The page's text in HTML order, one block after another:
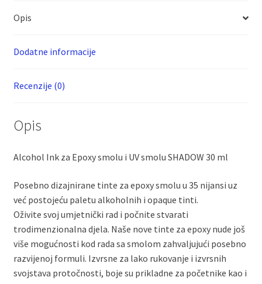
količina
Opis
Dodatne informacije
Recenzije (0)
Opis
Alcohol Ink za Epoxy smolu i UV smolu SHADOW 30 ml
Posebno dizajnirane tinte za epoxy smolu u 35 nijansi uz
već postojeću paletu alkoholnih i opaque tinti.
Oživite svoj umjetnički rad i počnite stvarati
trodimenzionalna djela. Naše nove tinte za epoxy nude još
više mogućnosti kod rada sa smolom zahvaljujući posebno
razvijenoj formuli. Izvrsne za lako rukovanje i izvrsnih
svojstava protočnosti, boje su prikladne za početnike kao i